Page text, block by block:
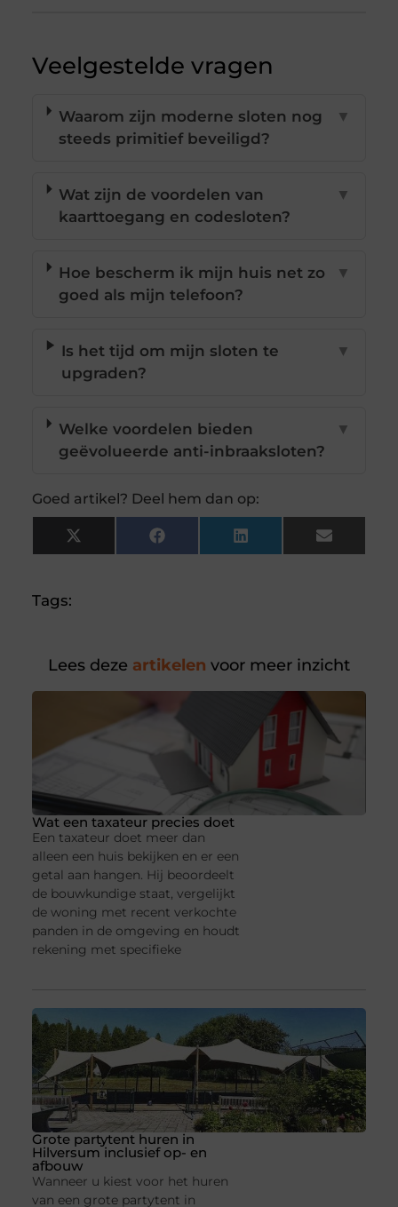
Veelgestelde vragen
Waarom zijn moderne sloten nog
steeds primitief beveiligd?
▼
Wat zijn de voordelen van
kaarttoegang en codesloten?
▼
Hoe bescherm ik mijn huis net zo
goed als mijn telefoon?
▼
Is het tijd om mijn sloten te
upgraden?
▼
Welke voordelen bieden
geëvolueerde anti-inbraaksloten?
▼
Goed artikel? Deel hem dan op:
X
(Twitter)
Facebook LinkedIn Email
Tags:
Lees deze artikelen voor meer inzicht
Wat een taxateur precies doet
Een taxateur doet meer dan
alleen een huis bekijken en er een
getal aan hangen. Hij beoordeelt
de bouwkundige staat, vergelijkt
de woning met recent verkochte
panden in de omgeving en houdt
rekening met specifieke
Grote partytent huren in
Hilversum inclusief op- en
afbouw
Wanneer u kiest voor het huren
van een grote partytent in